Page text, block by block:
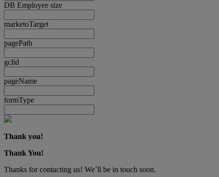
DB Employee size
marketoTarget
pagePath
gclid
pageName
formType
Thank you!
Thank You!
Thanks for contacting us! We´ll be in touch soon.